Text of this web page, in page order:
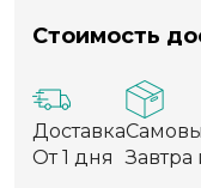
Стоимость
Доставка
От 1 дня
Завтра